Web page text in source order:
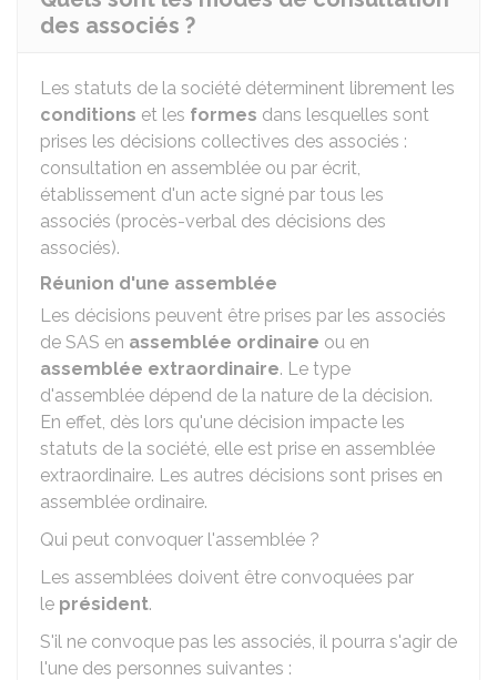
des associés ?
Les statuts de la société déterminent librement les
conditions et les formes dans lesquelles sont
prises les décisions collectives des associés :
consultation en assemblée ou par écrit,
établissement d'un acte signé par tous les
associés (procès-verbal des décisions des
associés).
Réunion d'une assemblée
Les décisions peuvent être prises par les associés
de SAS en assemblée ordinaire ou en
assemblée extraordinaire. Le type
d'assemblée dépend de la nature de la décision.
En effet, dès lors qu'une décision impacte les
statuts de la société, elle est prise en assemblée
extraordinaire. Les autres décisions sont prises en
assemblée ordinaire.
Qui peut convoquer l'assemblée ?
Les assemblées doivent être convoquées par
le président.
S'il ne convoque pas les associés, il pourra s'agir de
l'une des personnes suivantes :